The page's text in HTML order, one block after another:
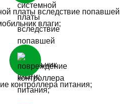
платы вследствие попавшей
влаги;
контроллера питания;